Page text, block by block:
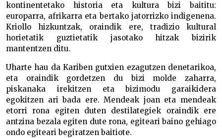
kontinentetako historia eta kultura bizi baititu:
europarra, afrikarra eta bertako jatorrizko indigenena.
Kriollo hizkuntzak, oraindik ere, tradizio kultural
horietatik guztietatik jasotako hitzak bizirik
mantentzen ditu.
Uharte hau da Kariben gutxien ezagutzen denetarikoa,
eta oraindik gordetzen du bizi molde zaharra,
piskanaka irekitzen eta bizimodu garaikidera
egokitzen ari bada ere. Mendeak joan eta mendeak
etorri rona egiten duten destilategiek oraindik ere
antzina bezala egiten dute rona, egiteari baino gehiago
ondo egiteari begiratzen baitiote.